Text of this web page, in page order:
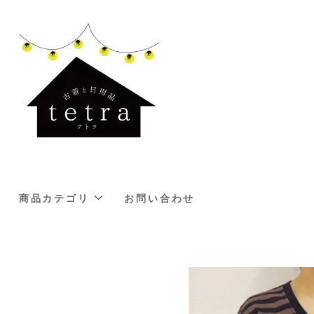
商品カテゴリ お問い合わせ